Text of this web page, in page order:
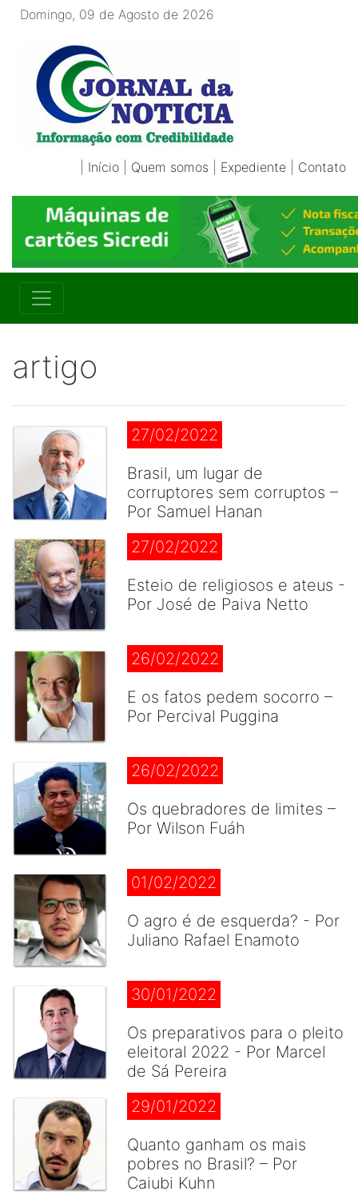
Domingo, 09 de Agosto de 2026
Início Quem somos Expediente Contato
artigo
27/02/2022
Brasil, um lugar de
corruptores sem corruptos –
Por Samuel Hanan
27/02/2022
Esteio de religiosos e ateus -
Por José de Paiva Netto
26/02/2022
E os fatos pedem socorro –
Por Percival Puggina
26/02/2022
Os quebradores de limites –
Por Wilson Fuáh
01/02/2022
O agro é de esquerda? - Por
Juliano Rafael Enamoto
30/01/2022
Os preparativos para o pleito
eleitoral 2022 - Por Marcel
de Sá Pereira
29/01/2022
Quanto ganham os mais
pobres no Brasil? – Por
Caiubi Kuhn